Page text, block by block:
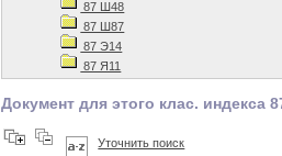
87 Ш48
87 Ш87
87 Э14
87 Я11
Документ для этого клас. индекса
Уточнить поиск